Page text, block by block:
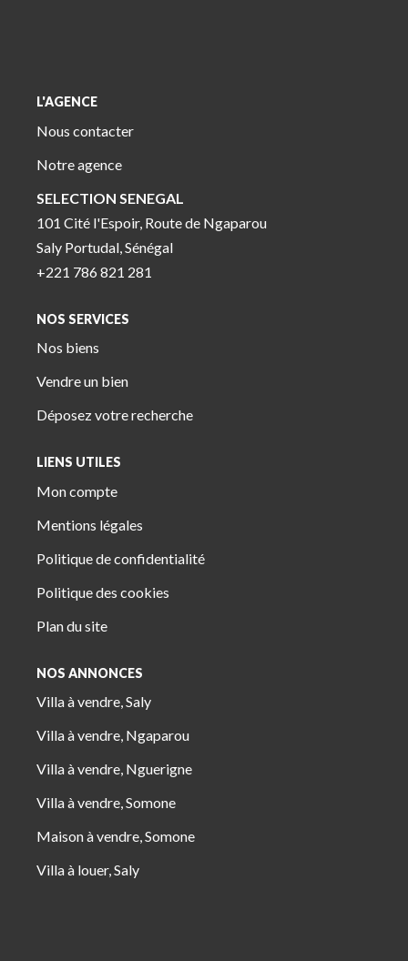
L'AGENCE
Nous contacter
Notre agence
SELECTION SENEGAL
101 Cité l'Espoir, Route de Ngaparou
Saly Portudal, Sénégal
+221 786 821 281
NOS SERVICES
Nos biens
Vendre un bien
Déposez votre recherche
LIENS UTILES
Mon compte
Mentions légales
Politique de confidentialité
Politique des cookies
Plan du site
NOS ANNONCES
Villa à vendre, Saly
Villa à vendre, Ngaparou
Villa à vendre, Nguerigne
Villa à vendre, Somone
Maison à vendre, Somone
Villa à louer, Saly